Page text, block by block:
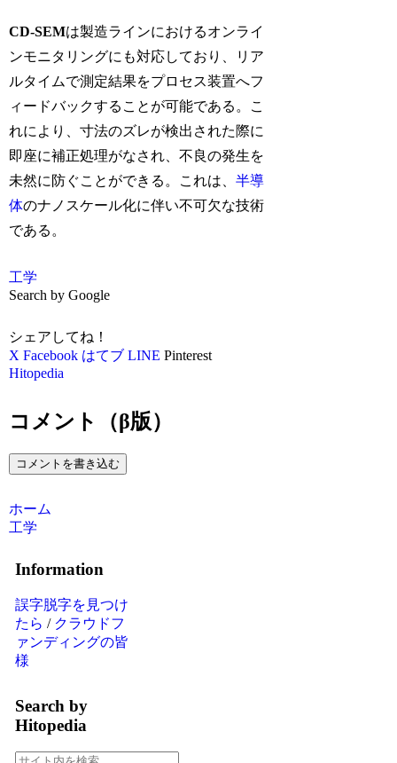
CD-SEMは製造ラインにおけるオンライ
ンモニタリングにも対応しており、リア
ルタイムで測定結果をプロセス装置へフ
ィードバックすることが可能である。こ
れにより、寸法のズレが検出された際に
即座に補正処理がなされ、不良の発生を
未然に防ぐことができる。これは、半導
体のナノスケール化に伴い不可欠な技術
である。
工学
Search by Google
シェアしてね！
X Facebook はてブ LINE Pinterest
Hitopedia
コメント（β版）
コメントを書き込む
ホーム
工学
Information
誤字脱字を見つけ
たら / クラウドフ
ァンディングの皆
様
Search by
Hitopedia